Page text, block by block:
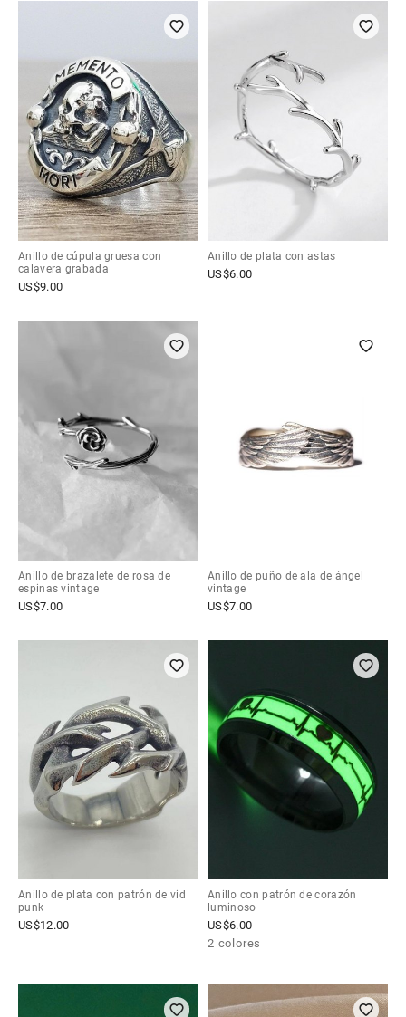
Anillo de cúpula gruesa con
calavera grabada
US$9.00
Anillo de plata con astas
US$6.00
Anillo de brazalete de rosa de
espinas vintage
US$7.00
Anillo de puño de ala de ángel
vintage
US$7.00
Anillo de plata con patrón de vid
punk
US$12.00
Anillo con patrón de corazón
luminoso
US$6.00
2 colores